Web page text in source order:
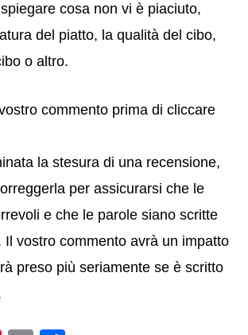
cosa non vi è piaciuto,
del piatto, la qualità del cibo,
o altro.
commento prima di cliccare
la stesura di una recensione,
per assicurarsi che le
e che le parole siano scritte
Il vostro commento avrà un impatto
preso più seriamente se è scritto